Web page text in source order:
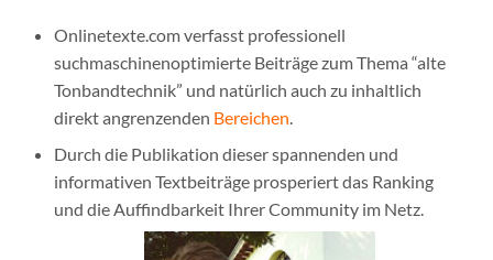
Onlinetexte.com verfasst professionell
suchmaschinenoptimierte Beiträge zum Thema “alte
Tonbandtechnik” und natürlich auch zu inhaltlich
direkt angrenzenden Bereichen.
Durch die Publikation dieser spannenden und
informativen Textbeiträge prosperiert das Ranking
und die Auffindbarkeit Ihrer Community im Netz.